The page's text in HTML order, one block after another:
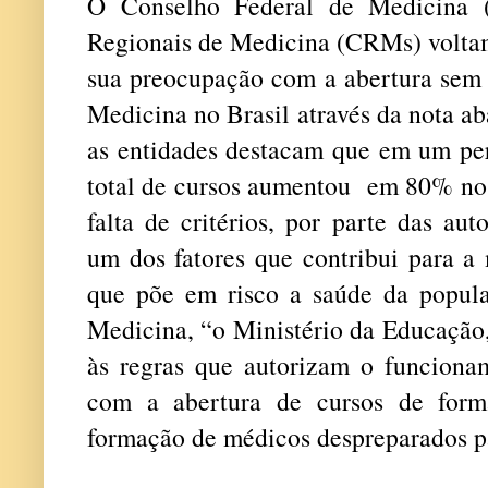
Regionais de Medicina (CRMs)
sua preocupação com a abertura
Medicina no Brasil através da nota
as entidades destacam que em um
total de cursos aumentou em 80%
falta de critérios, por parte das
um dos fatores que contribui para a
que põe em risco a saúde da
Medicina, “o Ministério da
às regras que autorizam o
com a abertura de cursos de
formação de médicos despreparados